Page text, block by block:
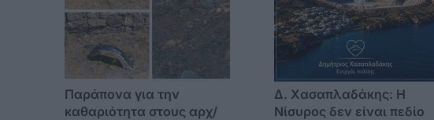
Παράπονα για την
καθαριότητα στους αρχ/
Δ. Χασαπλαδάκης: Η
Νίσυρος δεν είναι πεδίο